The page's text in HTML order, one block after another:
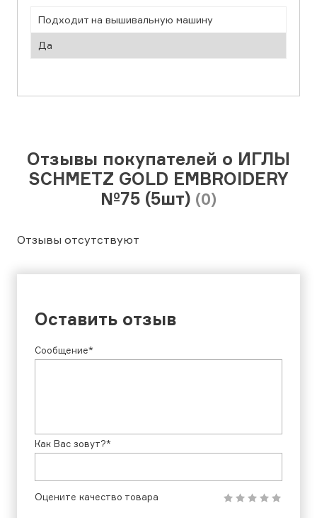
Подходит на вышивальную машину
Да
Отзывы покупателей о ИГЛЫ
SCHMETZ GOLD EMBROIDERY
№75 (5шт) (0)
Отзывы отсутствуют
Оставить отзыв
Сообщение*
Как Вас зовут?*
Оцените качество товара